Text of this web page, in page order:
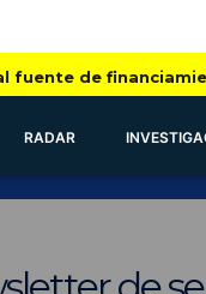
fuente de
RADAR